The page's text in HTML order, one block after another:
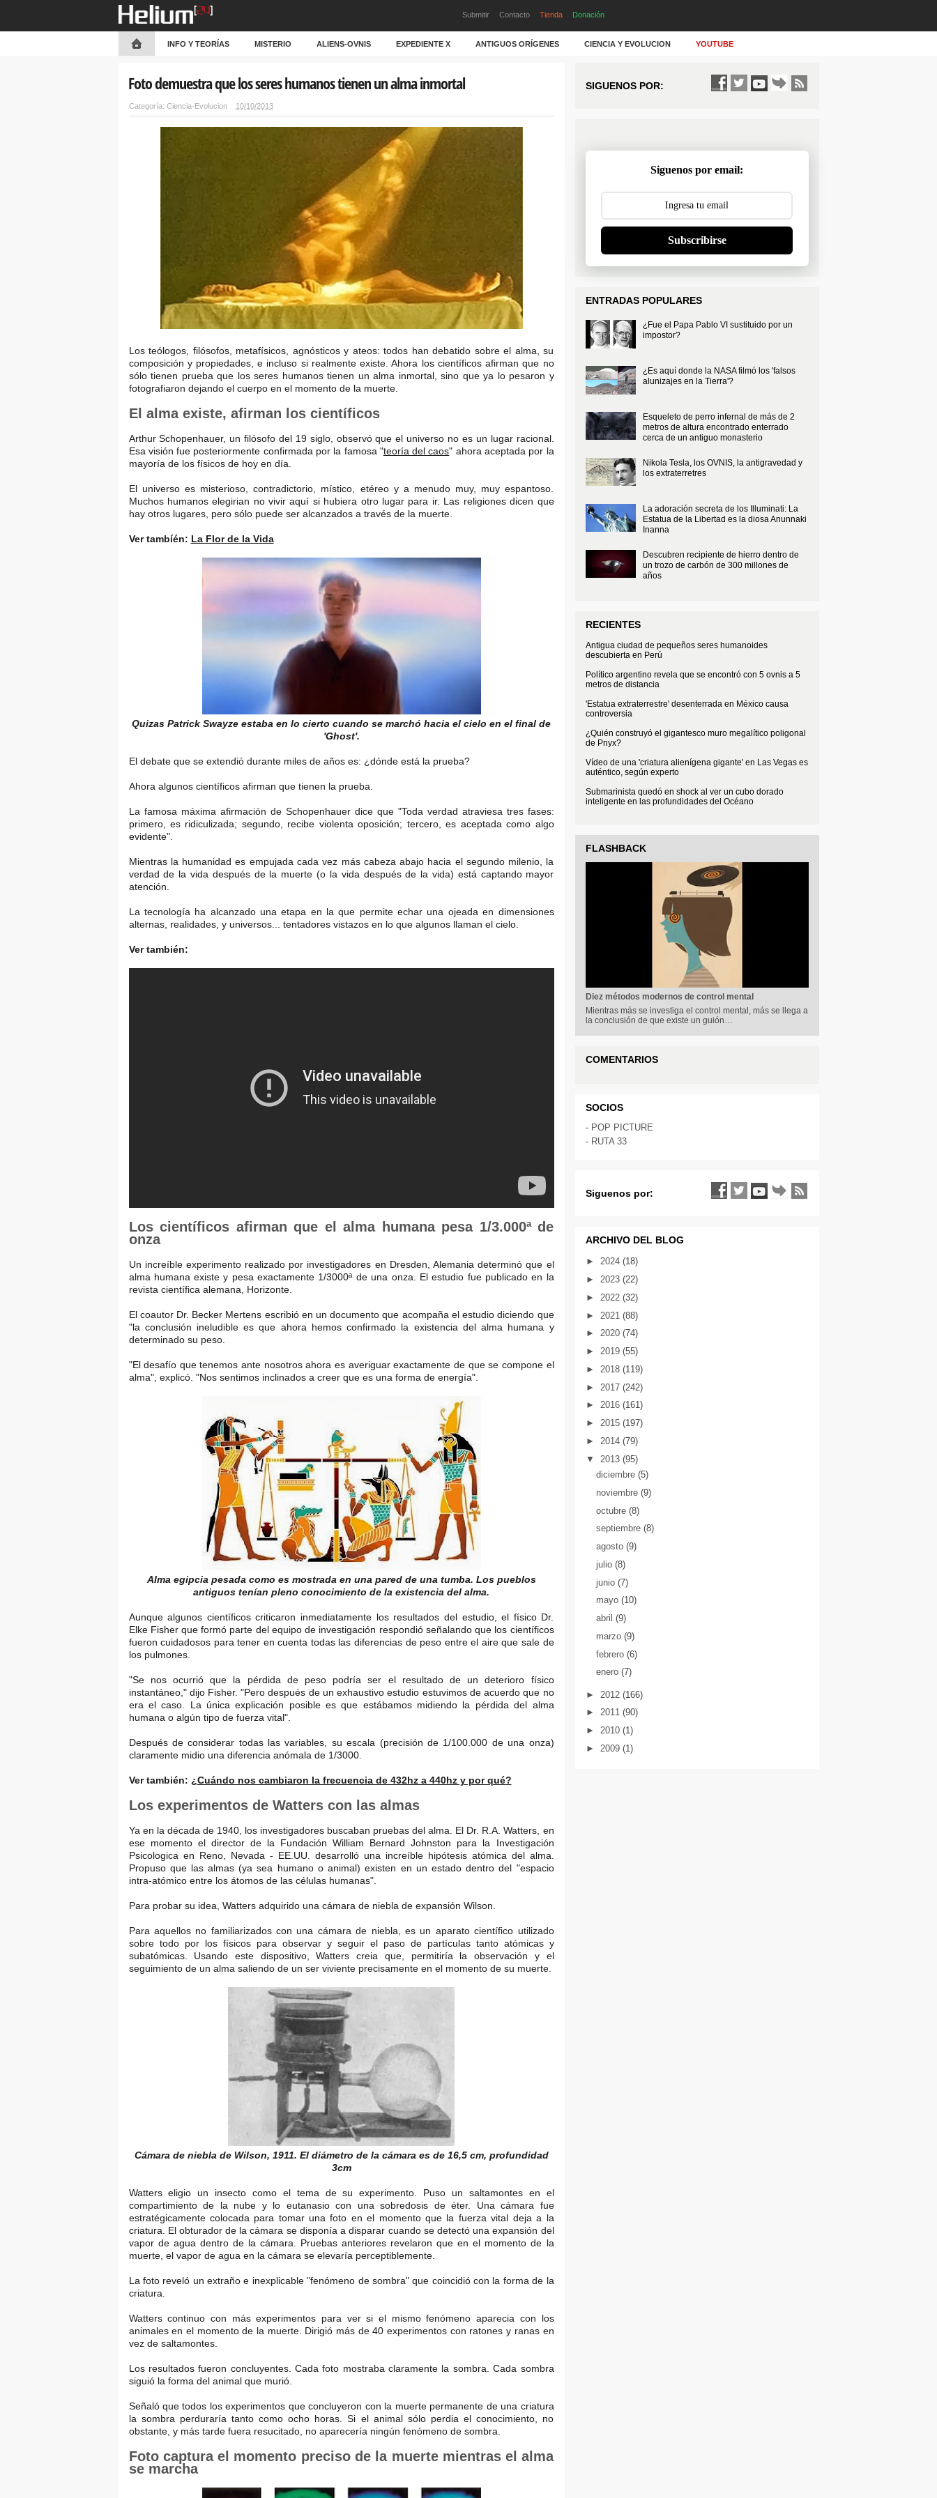
Submitir Contacto Tienda Donación
INFO Y TEORÍAS MISTERIO ALIENS-OVNIS EXPEDIENTE X ANTIGUOS ORÍGENES CIENCIA Y EVOLUCION YOUTUBE
Foto demuestra que los seres humanos tienen un alma inmortal
Categoría: Ciencia-Evolucion 10/10/2013
Los teólogos, filósofos, metafísicos, agnósticos y ateos: todos han debatido sobre el alma, su
composición y propiedades, e incluso si realmente existe. Ahora los científicos afirman que no
sólo tienen prueba que los seres humanos tienen un alma inmortal, sino que ya lo pesaron y
fotografiaron dejando el cuerpo en el momento de la muerte.
El alma existe, afirman los científicos
Arthur Schopenhauer, un filósofo del 19 siglo, observó que el universo no es un lugar racional.
Esa visión fue posteriormente confirmada por la famosa "teoría del caos" ahora aceptada por la
mayoría de los físicos de hoy en día.
El universo es misterioso, contradictorio, místico, etéreo y a menudo muy, muy espantoso.
Muchos humanos elegirian no vivir aquí si hubiera otro lugar para ir. Las religiones dicen que
hay otros lugares, pero sólo puede ser alcanzados a través de la muerte.
Ver tambíén: La Flor de la Vida
Quizas Patrick Swayze estaba en lo cierto cuando se marchó hacia el cielo en el final de
'Ghost'.
El debate que se extendió durante miles de años es: ¿dónde está la prueba?
Ahora algunos científicos afirman que tienen la prueba.
La famosa máxima afirmación de Schopenhauer dice que "Toda verdad atraviesa tres fases:
primero, es ridiculizada; segundo, recibe violenta oposición; tercero, es aceptada como algo
evidente".
Mientras la humanidad es empujada cada vez más cabeza abajo hacia el segundo milenio, la
verdad de la vida después de la muerte (o la vida después de la vida) está captando mayor
atención.
La tecnología ha alcanzado una etapa en la que permite echar una ojeada en dimensiones
alternas, realidades, y universos... tentadores vistazos en lo que algunos llaman el cielo.
Ver también:
Los científicos afirman que el alma humana pesa 1/3.000ª de
onza
Un increíble experimento realizado por investigadores en Dresden, Alemania determinó que el
alma humana existe y pesa exactamente 1/3000ª de una onza. El estudio fue publicado en la
revista científica alemana, Horizonte.
El coautor Dr. Becker Mertens escribió en un documento que acompaña el estudio diciendo que
"la conclusión ineludible es que ahora hemos confirmado la existencia del alma humana y
determinado su peso.
"El desafío que tenemos ante nosotros ahora es averiguar exactamente de que se compone el
alma", explicó. "Nos sentimos inclinados a creer que es una forma de energía".
Alma egipcia pesada como es mostrada en una pared de una tumba. Los pueblos
antiguos tenían pleno conocimiento de la existencia del alma.
Aunque algunos científicos criticaron inmediatamente los resultados del estudio, el físico Dr.
Elke Fisher que formó parte del equipo de investigación respondió señalando que los científicos
fueron cuidadosos para tener en cuenta todas las diferencias de peso entre el aire que sale de
los pulmones.
"Se nos ocurrió que la pérdida de peso podría ser el resultado de un deterioro físico
instantáneo," dijo Fisher. "Pero después de un exhaustivo estudio estuvimos de acuerdo que no
era el caso. La única explicación posible es que estábamos midiendo la pérdida del alma
humana o algún tipo de fuerza vital".
Después de considerar todas las variables, su escala (precisión de 1/100.000 de una onza)
claramente midio una diferencia anómala de 1/3000.
Ver también: ¿Cuándo nos cambiaron la frecuencia de 432hz a 440hz y por qué?
Los experimentos de Watters con las almas
Ya en la década de 1940, los investigadores buscaban pruebas del alma. El Dr. R.A. Watters, en
ese momento el director de la Fundación William Bernard Johnston para la Investigación
Psicologica en Reno, Nevada - EE.UU. desarrolló una increíble hipótesis atómica del alma.
Propuso que las almas (ya sea humano o animal) existen en un estado dentro del "espacio
intra-atómico entre los átomos de las células humanas".
Para probar su idea, Watters adquirido una cámara de niebla de expansión Wilson.
Para aquellos no familiarizados con una cámara de niebla, es un aparato científico utilizado
sobre todo por los físicos para observar y seguir el paso de partículas tanto atómicas y
subatómicas. Usando este dispositivo, Watters creia que, permitiría la observación y el
seguimiento de un alma saliendo de un ser viviente precisamente en el momento de su muerte.
Cámara de niebla de Wilson, 1911. El diámetro de la cámara es de 16,5 cm, profundidad
3cm
Watters eligio un insecto como el tema de su experimento. Puso un saltamontes en el
compartimiento de la nube y lo eutanasio con una sobredosis de éter. Una cámara fue
estratégicamente colocada para tomar una foto en el momento que la fuerza vital deja a la
criatura. El obturador de la cámara se disponía a disparar cuando se detectó una expansión del
vapor de agua dentro de la cámara. Pruebas anteriores revelaron que en el momento de la
muerte, el vapor de agua en la cámara se elevaría perceptiblemente.
La foto reveló un extraño e inexplicable "fenómeno de sombra" que coincidió con la forma de la
criatura.
Watters continuo con más experimentos para ver si el mismo fenómeno aparecia con los
animales en el momento de la muerte. Dirigió más de 40 experimentos con ratones y ranas en
vez de saltamontes.
Los resultados fueron concluyentes. Cada foto mostraba claramente la sombra. Cada sombra
siguió la forma del animal que murió.
Señaló que todos los experimentos que concluyeron con la muerte permanente de una criatura
la sombra perduraría tanto como ocho horas. Si el animal sólo perdia el conocimiento, no
obstante, y más tarde fuera resucitado, no aparecería ningún fenómeno de sombra.
Foto captura el momento preciso de la muerte mientras el alma
se marcha
SIGUENOS POR:
Siguenos por email:
Subscribirse
ENTRADAS POPULARES
¿Fue el Papa Pablo VI sustituido por un
impostor?
¿Es aquí donde la NASA filmó los 'falsos
alunizajes en la Tierra'?
Esqueleto de perro infernal de más de 2
metros de altura encontrado enterrado
cerca de un antiguo monasterio
Nikola Tesla, los OVNIS, la antigravedad y
los extraterretres
La adoración secreta de los Illuminati: La
Estatua de la Libertad es la diosa Anunnaki
Inanna
Descubren recipiente de hierro dentro de
un trozo de carbón de 300 millones de
años
RECIENTES
Antigua ciudad de pequeños seres humanoides
descubierta en Perú
Político argentino revela que se encontró con 5 ovnis a 5
metros de distancia
'Estatua extraterrestre' desenterrada en México causa
controversia
¿Quién construyó el gigantesco muro megalítico poligonal
de Pnyx?
Vídeo de una 'criatura alienígena gigante' en Las Vegas es
auténtico, según experto
Submarinista quedó en shock al ver un cubo dorado
inteligente en las profundidades del Océano
FLASHBACK
Diez métodos modernos de control mental
Mientras más se investiga el control mental, más se llega a
la conclusión de que existe un guión…
COMENTARIOS
SOCIOS
- POP PICTURE
- RUTA 33
Siguenos por:
ARCHIVO DEL BLOG
► 2024 (18)
► 2023 (22)
► 2022 (32)
► 2021 (88)
► 2020 (74)
► 2019 (55)
► 2018 (119)
► 2017 (242)
► 2016 (161)
► 2015 (197)
► 2014 (79)
▼ 2013 (95)
diciembre(5)
noviembre(9)
octubre(8)
septiembre(8)
agosto(9)
julio(8)
junio(7)
mayo(10)
abril(9)
marzo(9)
febrero(6)
enero(7)
► 2012 (166)
► 2011 (90)
► 2010 (1)
► 2009 (1)